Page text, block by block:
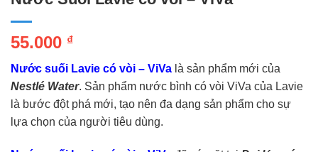
55.000 ₫
Nước suối Lavie có vòi – ViVa là sản phẩm mới của
Nestlé Water. Sản phẩm nước bình có vòi ViVa của Lavie
là bước đột phá mới, tạo nên đa dạng sản phẩm cho sự
lựa chọn của người tiêu dùng.